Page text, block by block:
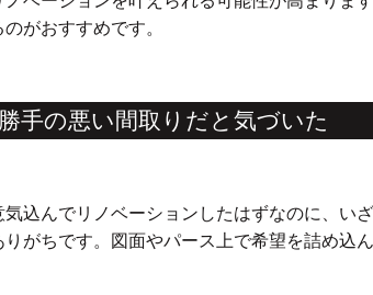
がおすすめです。
手の悪い間取りだと気づいた
気込んでリノベーションしたはずなのに、
がちです。図面やパース上で希望を詰め込